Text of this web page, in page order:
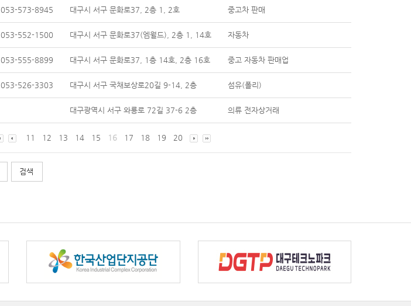
053-573-8945 대구시 서구 문화로37, 2층 1, 2호 중고차 판매
053-552-1500 대구시 서구 문화로37(엠월드), 2층 1, 14호 자동차
053-555-8899 대구시 서구 문화로37, 1층 14호, 2층 16호 중고 자동차 판매업
053-526-3303 대구시 서구 국채보상로20길 9-14, 2층 섬유(폴리)
대구광역시 서구 와룡로 72길 37-6 2층 의류 전자상거래
11 12 13 14 15 16 17 18 19 20